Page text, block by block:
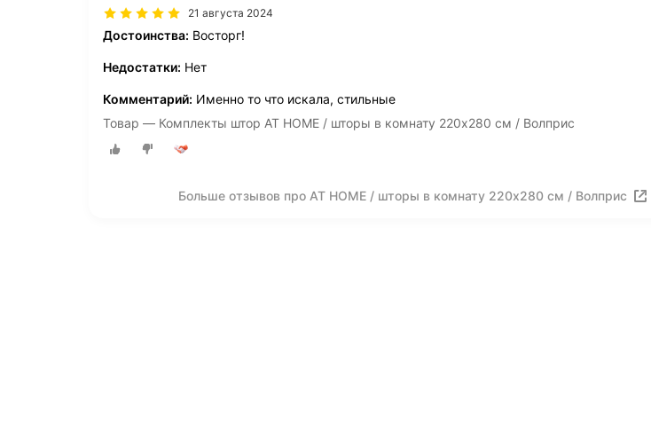
21 августа 2024
Достоинства: Восторг!
Недостатки: Нет
Комментарий: Именно то что искала, стильные
Товар — Комплекты штор AT HOME / шторы в комнату 220х280 см / Волприс
Больше отзывов про AT HOME / шторы в комнату 220х280 см / Волприс